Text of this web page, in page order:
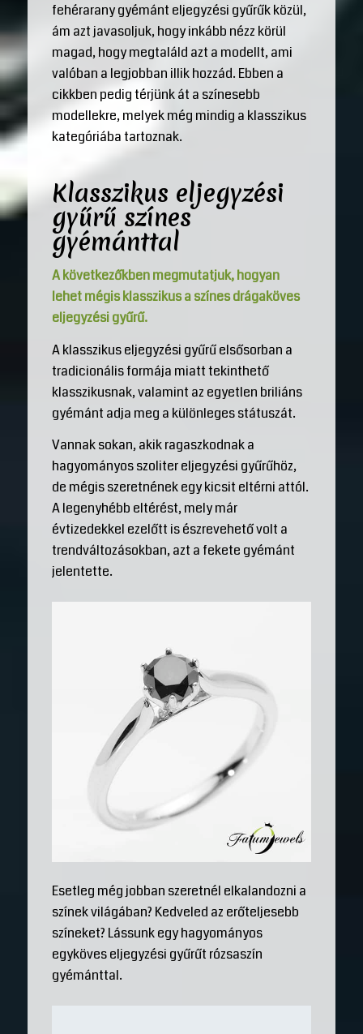
fehérarany gyémánt eljegyzési gyűrűk közül,
ám azt javasoljuk, hogy inkább nézz körül
magad, hogy megtaláld azt a modellt, ami
valóban a legjobban illik hozzád. Ebben a
cikkben pedig térjünk át a színesebb
modellekre, melyek még mindig a klasszikus
kategóriába tartoznak.
Klasszikus eljegyzési
gyűrű színes
gyémánttal
A következőkben megmutatjuk, hogyan
lehet mégis klasszikus a színes drágaköves
eljegyzési gyűrű.
A klasszikus eljegyzési gyűrű elsősorban a
tradicionális formája miatt tekinthető
klasszikusnak, valamint az egyetlen briliáns
gyémánt adja meg a különleges státuszát.
Vannak sokan, akik ragaszkodnak a
hagyományos szoliter eljegyzési gyűrűhöz,
de mégis szeretnének egy kicsit eltérni attól.
A legenyhébb eltérést, mely már
évtizedekkel ezelőtt is észrevehető volt a
trendváltozásokban, azt a fekete gyémánt
jelentette.
Esetleg még jobban szeretnél elkalandozni a
színek világában? Kedveled az erőteljesebb
színeket? Lássunk egy hagyományos
egyköves eljegyzési gyűrűt rózsaszín
gyémánttal.